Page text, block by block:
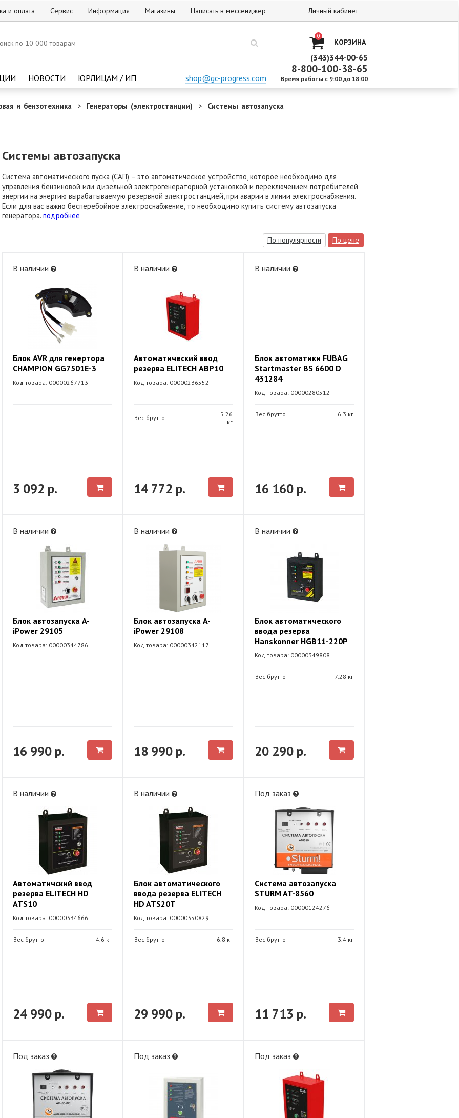
и оплата Сервис Информация Магазины Написать в мессенджер Личный кабинет
0
КОРЗИНА
НОВОСТИ ЮРЛИЦАМ / ИП shop@gc-progress.com
(343)344-00-65
8-800-100-38-65
Время работы с 9:00 до 18:00
и бензотехника Генераторы (электростанции) Системы автозапуска
Системы автозапуска
Система автоматического пуска (САП) – это автоматическое устройство, которое необходимо для
управления бензиновой или дизельной электрогенераторной установкой и переключением потребителей
энергии на энергию вырабатываемую резервной электростанцией, при аварии в линии электроснабжения.
Если для вас важно бесперебойное электроснабжение, то необходимо купить систему автозапуска
генератора. подробнее
По популярности По цене
В наличии
Блок AVR для генертора
CHAMPION GG7501E-3
Код товара: 00000267713
3 092 р.
В наличии
Автоматический ввод
резерва ELITECH АВР10
Код товара: 00000236552
Вес брутто
5.26
кг
14 772 р.
В наличии
Блок автоматики FUBAG
Startmaster BS 6600 D
431284
Код товара: 00000280512
Вес брутто 6.3 кг
16 160 р.
В наличии
Блок автозапуска A-
iPower 29105
Код товара: 00000344786
16 990 р.
В наличии
Блок автозапуска A-
iPower 29108
Код товара: 00000342117
18 990 р.
В наличии
Блок автоматического
ввода резерва
Hanskonner HGB11-220P
Код товара: 00000349808
Вес брутто 7.28 кг
20 290 р.
В наличии
Автоматичский ввод
резерва ELITECH HD
ATS10
Код товара: 00000334666
Вес брутто 4.6 кг
24 990 р.
В наличии
Блок автоматического
ввода резерва ELITECH
HD ATS20T
Код товара: 00000350829
Вес брутто 6.8 кг
29 990 р.
Под заказ
Система автозапуска
STURM AT-8560
Код товара: 00000124276
Вес брутто 3.4 кг
11 713 р.
Под заказ Под заказ Под заказ